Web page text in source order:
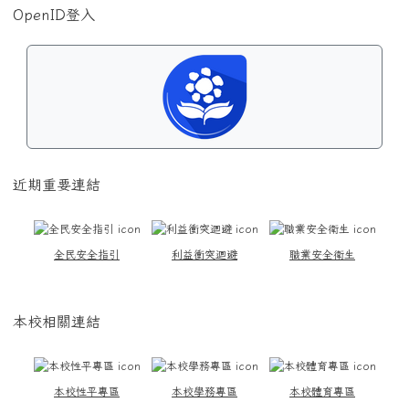
OpenID登入
近期重要連結
全民安全指引 利益衝突迴避 職業安全衛生
本校相關連結
本校性平專區 本校學務專區 本校體育專區